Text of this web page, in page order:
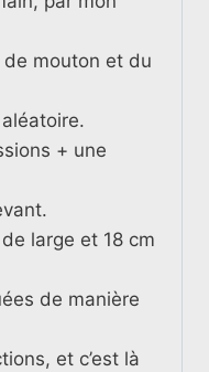
de mouton et du
+ une
large et 18 cm
de manière
et c’est là